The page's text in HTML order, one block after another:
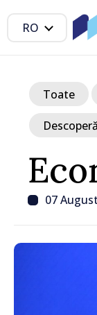
RO
07
Toate